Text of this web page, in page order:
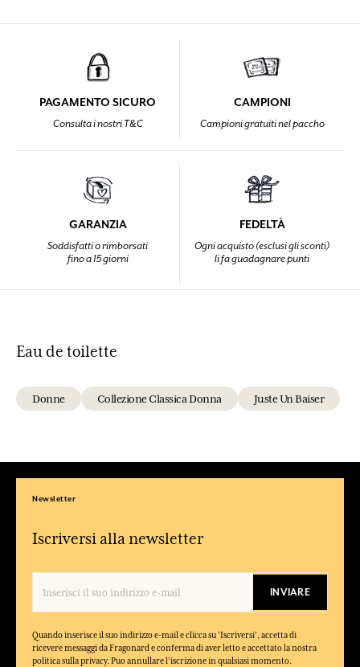
PAGAMENTO SICURO
Consulta i nostri T&C
CAMPIONI
Campioni gratuiti nel paccho
GARANZIA
Soddisfatti o rimborsati
fino a 15 giorni
FEDELTÀ
Ogni acquisto (esclusi gli sconti)
li fa guadagnare punti
Eau de toilette
Donne Collezione Classica Donna Juste Un Baiser
Newsletter
Iscriversi alla newsletter
INVIARE
Quando inserisce il suo indirizzo e-mail e clicca su 'Iscriversi', accetta di
ricevere messaggi da Fragonard e conferma di aver letto e accettato la nostra
politica sulla privacy. Puo annullare l'iscrizione in qualsiasi momento.